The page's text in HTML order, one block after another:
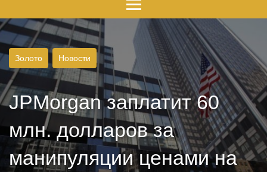
Золото Новости
JPMorgan заплатит 60
млн. долларов за
манипуляции ценами на